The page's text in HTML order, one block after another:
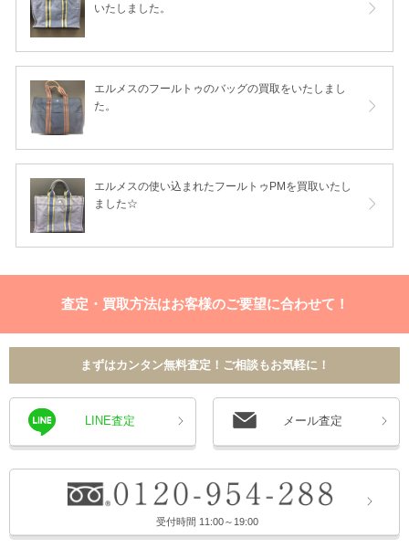
いたしました。
エルメスのフールトゥのバッグの買取をいたしまし
た。
エルメスの使い込まれたフールトゥPMを買取いたし
ました☆
査定・買取方法はお客様のご要望に合わせて！
まずはカンタン無料査定！ご相談もお気軽に！
LINE査定 メール査定
受付時間 11:00～19:00